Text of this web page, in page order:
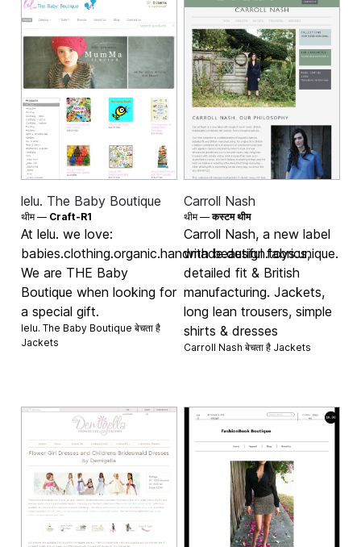
lelu. The Baby Boutique
थीम — Craft-R1
At lelu. we love:
babies.clothing.organic.handmade.design.toys.unique.
We are THE Baby
Boutique when looking for
a special gift.
lelu. The Baby Boutique बेचता है
Jackets
Carroll Nash
थीम —कस्टम थीम
Carroll Nash, a new label
with beautiful fabrics,
detailed fit & British
manufacturing. Jackets,
long lean trousers, simple
shirts & dresses
Carroll Nash बेचता है Jackets